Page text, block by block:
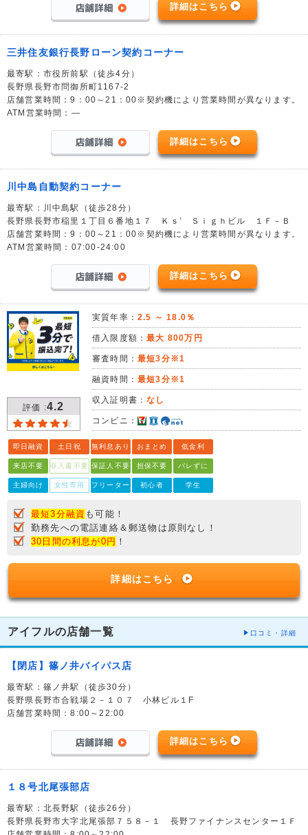
詳細はこちら
三井住友銀行長野ローン契約コーナー
最寄駅：市役所前駅（徒歩4分）
長野県長野市問御所町1167-2
店舗営業時間：9：00～21：00※契約機により営業時間が異なります。
ATM営業時間：―
詳細はこちら
川中島自動契約コーナー
最寄駅：川中島駅（徒歩28分）
長野県長野市稲里１丁目６番地１７ Ｋｓ’ Ｓｉｇｈビル １Ｆ－Ｂ
店舗営業時間：9：00～21：00※契約機により営業時間が異なります。
ATM営業時間：07:00-24:00
詳細はこちら
評価 :4.2
実質年率： 2.5 ～ 18.0％
借入限度額：最大 800万円
審査時間： 最短3分※1
融資時間： 最短3分※1
収入証明書：なし
コンビニ：
即日融資 土日祝 無利息あり おまとめ 低金利
来店不要 収入書不要 保証人不要 担保不要 バレずに
主婦向け 女性専用 フリーター 初心者 学生
最短3分融資 も可能！
勤務先への電話連絡＆郵送物は原則なし！
30日間の利息が0円 ！
詳細はこちら
アイフルの店舗一覧 口コミ・詳細
【閉店】篠ノ井バイパス店
最寄駅：篠ノ井駅（徒歩30分）
長野県長野市合戦場２－１０７ 小林ビル１F
店舗営業時間：8:00～22:00
詳細はこちら
１８号北尾張部店
最寄駅：北長野駅（徒歩26分）
長野県長野市大字北尾張部７５８－１ 長野ファイナンスセンター１Ｆ